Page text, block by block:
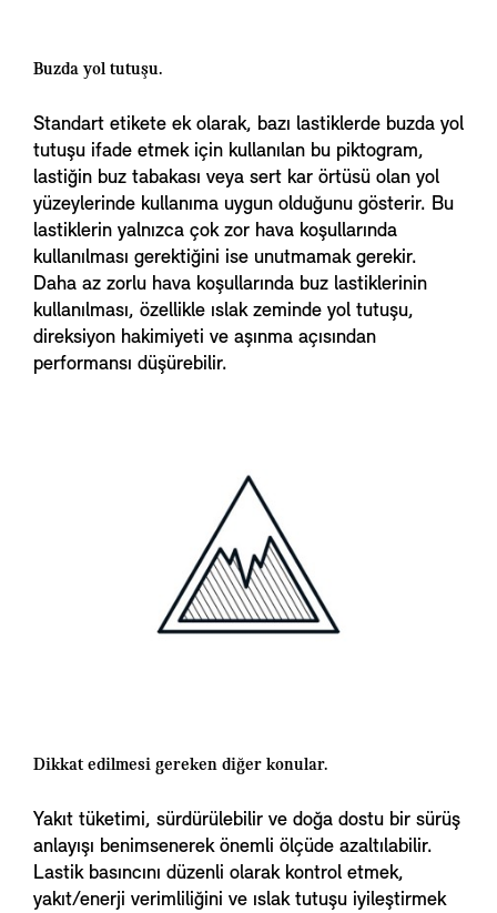
Buzda yol tutuşu.
Standart etikete ek olarak, bazı lastiklerde buzda yol
tutuşu ifade etmek için kullanılan bu piktogram,
lastiğin buz tabakası veya sert kar örtüsü olan yol
yüzeylerinde kullanıma uygun olduğunu gösterir. Bu
lastiklerin yalnızca çok zor hava koşullarında
kullanılması gerektiğini ise unutmamak gerekir.
Daha az zorlu hava koşullarında buz lastiklerinin
kullanılması, özellikle ıslak zeminde yol tutuşu,
direksiyon hakimiyeti ve aşınma açısından
performansı düşürebilir.
Dikkat edilmesi gereken diğer konular.
Yakıt tüketimi, sürdürülebilir ve doğa dostu bir sürüş
anlayışı benimsenerek önemli ölçüde azaltılabilir.
Lastik basıncını düzenli olarak kontrol etmek,
yakıt/enerji verimliliğini ve ıslak tutuşu iyileştirmek